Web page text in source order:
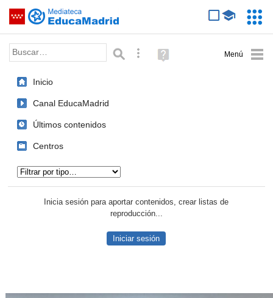
Saltar navegación
Palabra o frase: Búsqueda avanzada
Ayuda
(en
Inicio
Canal EducaMadrid
Últimos contenidos
Centros
Inicia sesión para aportar contenidos, crear listas de
reproducción...
Iniciar sesión